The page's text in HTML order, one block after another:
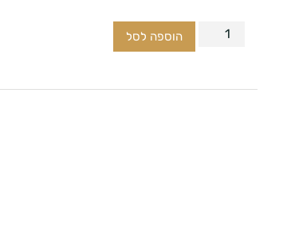
הוספה לסל